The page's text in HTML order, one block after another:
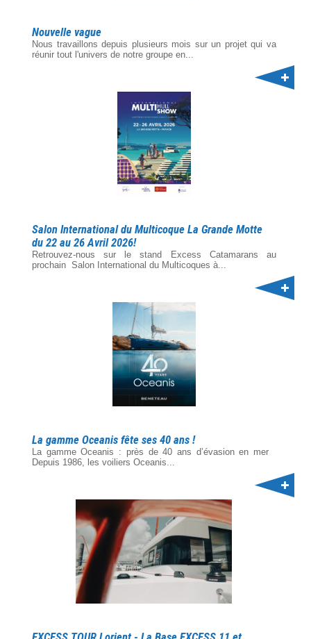
Nouvelle vague
Nous travaillons depuis plusieurs mois sur un projet qui va
réunir tout l'univers de notre groupe en...
Salon International du Multicoque La Grande Motte
du 22 au 26 Avril 2026!
Retrouvez-nous sur le stand Excess Catamarans au
prochain Salon International du Multicoques à...
La gamme Oceanis fête ses 40 ans !
La gamme Oceanis : près de 40 ans d’évasion en mer
Depuis 1986, les voiliers Oceanis...